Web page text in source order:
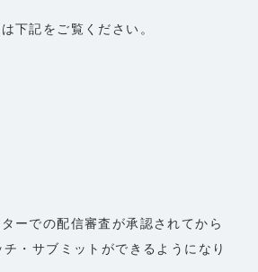
下記をご覧ください。
ーでの配信審査が承認されてから
・サブミットができるようになり